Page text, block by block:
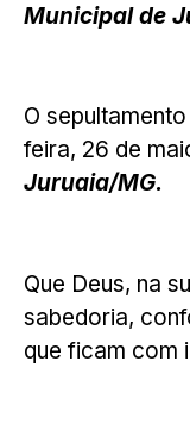
Municipal de
O
feira, 26 de
Juruaia/MG.
Que Deus, na
sabedoria,
que ficam com